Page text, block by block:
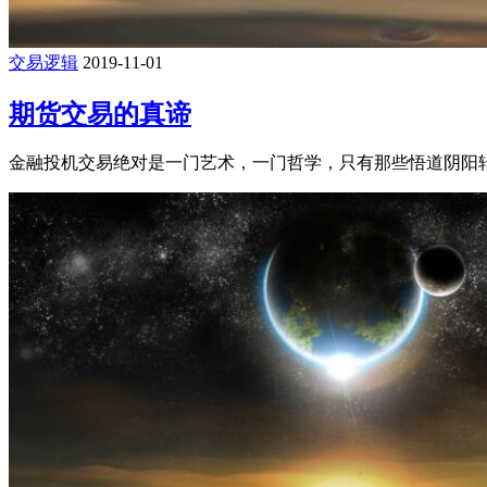
交易逻辑 2019-11-01
期货交易的真谛
金融投机交易绝对是一门艺术，一门哲学，只有那些悟道阴